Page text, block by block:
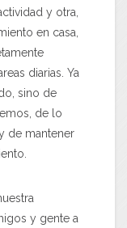
y otra,
en casa,
diarias. Ya
sino de
de lo
de mantener
y gente a